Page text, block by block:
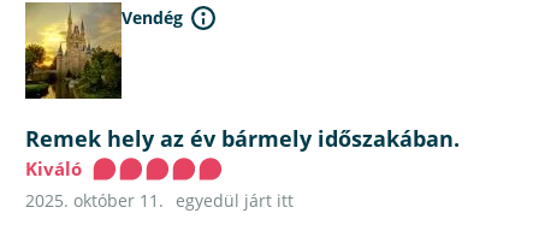
Vendég
Remek hely az év bármely időszakában.
Kiváló
2025. október 11.
egyedül járt itt